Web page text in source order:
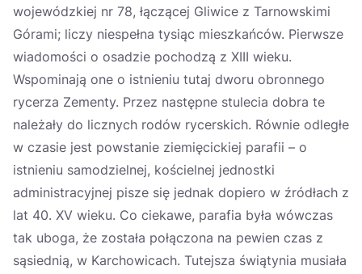
wojewódzkiej nr 78, łączącej Gliwice z Tarnowskimi
Górami; liczy niespełna tysiąc mieszkańców. Pierwsze
wiadomości o osadzie pochodzą z XIII wieku.
Wspominają one o istnieniu tutaj dworu obronnego
rycerza Zementy. Przez następne stulecia dobra te
należały do licznych rodów rycerskich. Równie odległe
w czasie jest powstanie ziemięcickiej parafii – o
istnieniu samodzielnej, kościelnej jednostki
administracyjnej pisze się jednak dopiero w źródłach z
lat 40. XV wieku. Co ciekawe, parafia była wówczas
tak uboga, że została połączona na pewien czas z
sąsiednią, w Karchowicach. Tutejsza świątynia musiała